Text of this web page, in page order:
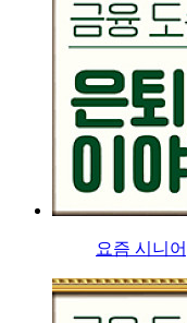
요즘 시니